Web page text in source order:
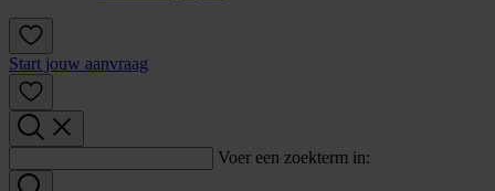
Start jouw aanvraag
Voer een zoekterm in: